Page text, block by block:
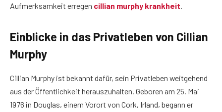
Aufmerksamkeit erregen cillian murphy krankheit
Einblicke in das Privatleben von Cillian
Murphy
Cillian Murphy ist bekannt dafür, sein Privatleben weitgehend
aus der Öffentlichkeit herauszuhalten. Geboren am 25. Mai
1976 in Douglas, einem Vorort von Cork, Irland, begann er